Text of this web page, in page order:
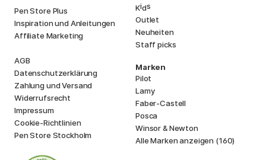
Pen Store Plus
Inspiration und Anleitungen
Affiliate Marketing
AGB
Datenschutzerklärung
Zahlung und Versand
Widerrufsrecht
Impressum
Cookie-Richtlinien
Pen Store Stockholm
Kids
Outlet
Neuheiten
Staff picks
Marken
Pilot
Lamy
Faber-Castell
Posca
Winsor & Newton
Alle Marken anzeigen (160)